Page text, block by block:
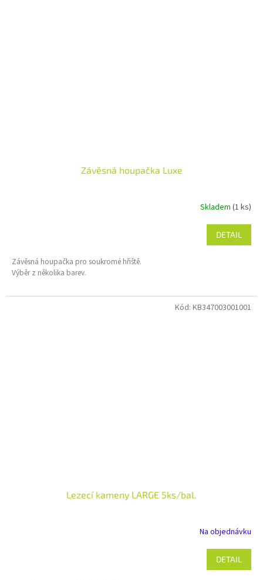
Závěsná houpačka Luxe
Skladem (1 ks)
DETAIL
Závěsná houpačka pro soukromé hřiště.
Výběr z několika barev.
Lezecí kameny LARGE 5ks/bal.
Na objednávku
DETAIL
Kód: KB347003001001